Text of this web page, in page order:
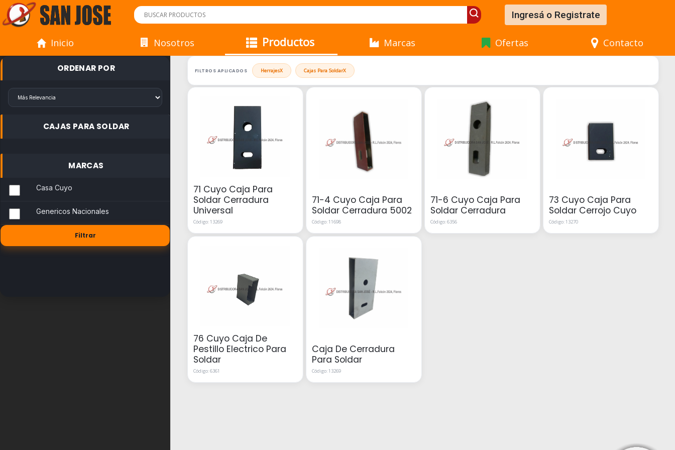
Ingresá o Registrate
Inicio Nosotros Productos Marcas Ofertas Contacto
ORDENAR POR
CAJAS PARA SOLDAR
MARCAS
Casa Cuyo
Genericos Nacionales
FILTROS APLICADOS HerrajesX Cajas Para SoldarX
71 Cuyo Caja Para
Soldar Cerradura
Universal
Código: 13269
71-4 Cuyo Caja Para
Soldar Cerradura 5002
Código: 11698
71-6 Cuyo Caja Para
Soldar Cerradura
Código: 6356
73 Cuyo Caja Para
Soldar Cerrojo Cuyo
Código: 13270
76 Cuyo Caja De
Pestillo Electrico Para
Soldar
Código: 6361
Caja De Cerradura
Para Soldar
Código: 13269